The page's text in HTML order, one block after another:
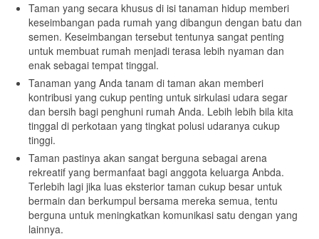
Taman yang secara khusus di isi tanaman hidup memberi
keseimbangan pada rumah yang dibangun dengan batu dan
semen. Keseimbangan tersebut tentunya sangat penting
untuk membuat rumah menjadi terasa lebih nyaman dan
enak sebagai tempat tinggal.
Tanaman yang Anda tanam di taman akan memberi
kontribusi yang cukup penting untuk sirkulasi udara segar
dan bersih bagi penghuni rumah Anda. Lebih lebih bila kita
tinggal di perkotaan yang tingkat polusi udaranya cukup
tinggi.
Taman pastinya akan sangat berguna sebagai arena
rekreatif yang bermanfaat bagi anggota keluarga Anbda.
Terlebih lagi jika luas eksterior taman cukup besar untuk
bermain dan berkumpul bersama mereka semua, tentu
berguna untuk meningkatkan komunikasi satu dengan yang
lainnya.